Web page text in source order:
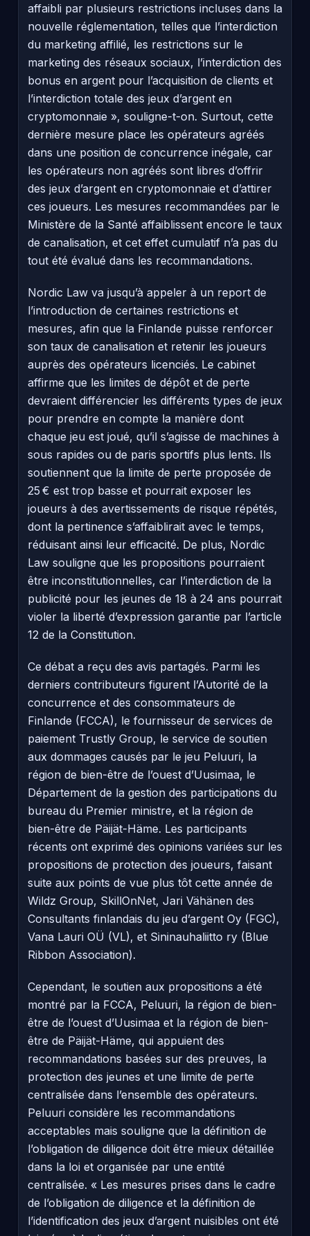
affaibli par plusieurs restrictions incluses dans la
nouvelle réglementation, telles que l’interdiction
du marketing affilié, les restrictions sur le
marketing des réseaux sociaux, l’interdiction des
bonus en argent pour l’acquisition de clients et
l’interdiction totale des jeux d’argent en
cryptomonnaie », souligne-t-on. Surtout, cette
dernière mesure place les opérateurs agréés
dans une position de concurrence inégale, car
les opérateurs non agréés sont libres d’offrir
des jeux d’argent en cryptomonnaie et d’attirer
ces joueurs. Les mesures recommandées par le
Ministère de la Santé affaiblissent encore le taux
de canalisation, et cet effet cumulatif n’a pas du
tout été évalué dans les recommandations.
Nordic Law va jusqu’à appeler à un report de
l’introduction de certaines restrictions et
mesures, afin que la Finlande puisse renforcer
son taux de canalisation et retenir les joueurs
auprès des opérateurs licenciés. Le cabinet
affirme que les limites de dépôt et de perte
devraient différencier les différents types de jeux
pour prendre en compte la manière dont
chaque jeu est joué, qu’il s’agisse de machines à
sous rapides ou de paris sportifs plus lents. Ils
soutiennent que la limite de perte proposée de
25 € est trop basse et pourrait exposer les
joueurs à des avertissements de risque répétés,
dont la pertinence s’affaiblirait avec le temps,
réduisant ainsi leur efficacité. De plus, Nordic
Law souligne que les propositions pourraient
être inconstitutionnelles, car l’interdiction de la
publicité pour les jeunes de 18 à 24 ans pourrait
violer la liberté d’expression garantie par l’article
12 de la Constitution.
Ce débat a reçu des avis partagés. Parmi les
derniers contributeurs figurent l’Autorité de la
concurrence et des consommateurs de
Finlande (FCCA), le fournisseur de services de
paiement Trustly Group, le service de soutien
aux dommages causés par le jeu Peluuri, la
région de bien-être de l’ouest d’Uusimaa, le
Département de la gestion des participations du
bureau du Premier ministre, et la région de
bien-être de Päijät-Häme. Les participants
récents ont exprimé des opinions variées sur les
propositions de protection des joueurs, faisant
suite aux points de vue plus tôt cette année de
Wildz Group, SkillOnNet, Jari Vähänen des
Consultants finlandais du jeu d’argent Oy (FGC),
Vana Lauri OÜ (VL), et Sininauhaliitto ry (Blue
Ribbon Association).
Cependant, le soutien aux propositions a été
montré par la FCCA, Peluuri, la région de bien-
être de l’ouest d’Uusimaa et la région de bien-
être de Päijät-Häme, qui appuient des
recommandations basées sur des preuves, la
protection des jeunes et une limite de perte
centralisée dans l’ensemble des opérateurs.
Peluuri considère les recommandations
acceptables mais souligne que la définition de
l’obligation de diligence doit être mieux détaillée
dans la loi et organisée par une entité
centralisée. « Les mesures prises dans le cadre
de l’obligation de diligence et la définition de
l’identification des jeux d’argent nuisibles ont été